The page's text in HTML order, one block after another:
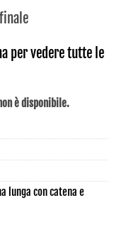
per vedere tutte le
è disponibile.
lunga con catena e